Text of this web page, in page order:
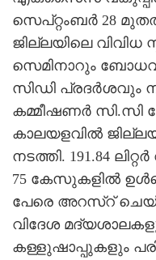
സെപ്റ്റംബര്‍ 28
ജില്ലയിലെ
സെമിനാറും
സിഡി പ്രദര്‍ശവും
കമ്മീഷണര്‍
കാലയളവില്‍
നടത്തി. 191.84
75 കേസുകളില്‍
പേരെ അറസ്റ്
വിദേശ
കള്ളുഷാപ്പുകളും